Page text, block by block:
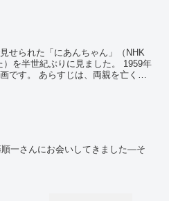
せられた「にあんちゃん」（NHK
を半世紀ぶりに見ました。 1959年
です。 あらすじは、両親を亡くし
一さんにお会いしてきました―そ